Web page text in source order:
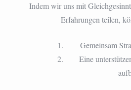
Indem wir uns mit
Erfahrungen teilen,
Gemeinsam
Eine